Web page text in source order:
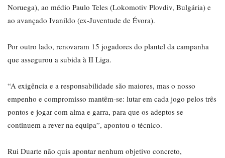
Noruega), ao médio Paulo Teles (Lokomotiv Plovdiv, Bulgária) e
ao avançado Ivanildo (ex-Juventude de Évora).
Por outro lado, renovaram 15 jogadores do plantel da campanha
que assegurou a subida à II Liga.
“A exigência e a responsabilidade são maiores, mas o nosso
empenho e compromisso mantêm-se: lutar em cada jogo pelos três
pontos e jogar com alma e garra, para que os adeptos se
continuem a rever na equipa”, apontou o técnico.
Rui Duarte não quis apontar nenhum objetivo concreto,